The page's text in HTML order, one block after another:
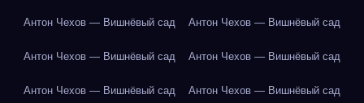
Антон Чехов — Вишнёвый сад Антон Чехов — Вишнёвый сад
Антон Чехов — Вишнёвый сад Антон Чехов — Вишнёвый сад
Антон Чехов — Вишнёвый сад Антон Чехов — Вишнёвый сад